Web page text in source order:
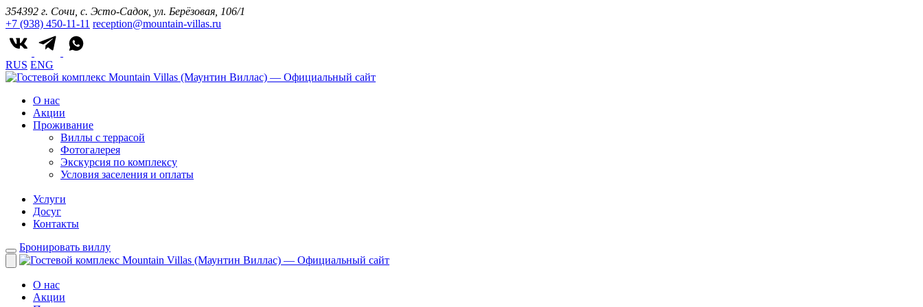
354392 г. Сочи, с. Эсто-Садок, ул. Берёзовая, 106/1
+7 (938) 450-11-11 reception@mountain-villas.ru
RUS ENG
О нас
Акции
Проживание
Виллы с террасой
Фотогалерея
Экскурсия по комплексу
Условия заселения и оплаты
Услуги
Досуг
Контакты
Бронировать виллу
О нас
Акции